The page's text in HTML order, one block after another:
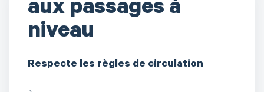
aux passages à
niveau
Respecte les règles de circulation